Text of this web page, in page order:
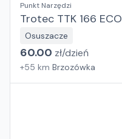
Punkt Narzędzi
Trotec TTK 166 ECO
Osuszacze
60.00 zł/dzień
+55 km Brzozówka